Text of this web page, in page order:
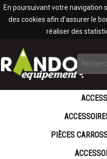
En poursuivant votre navigation
des cookies afin d'assurer le
réaliser des
PIÈCES
Panneau de gestion des cookies